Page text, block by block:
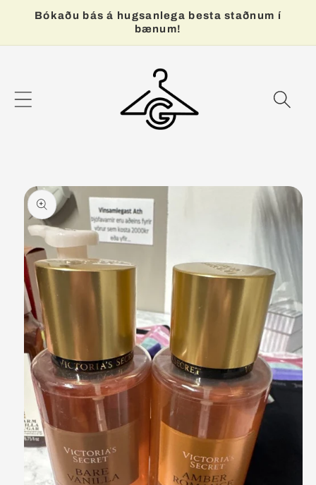
Bókaðu bás á hugsanlega besta staðnum í
bænum!